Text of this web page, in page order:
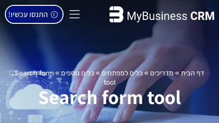
התנסו עכשיו!
דף הבית» מדריכים »כלים למפתחים»כלים נוספים »
Search form
tool
Search form tool